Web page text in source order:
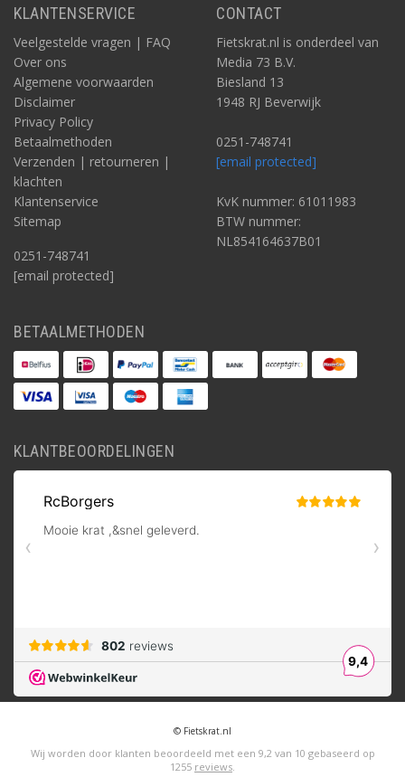
KLANTENSERVICE
Veelgestelde vragen | FAQ
Over ons
Algemene voorwaarden
Disclaimer
Privacy Policy
Betaalmethoden
Verzenden | retourneren |
klachten
Klantenservice
Sitemap
0251-748741
[email protected]
CONTACT
Fietskrat.nl is onderdeel van
Media 73 B.V.
Biesland 13
1948 RJ Beverwijk
0251-748741
[email protected]
KvK nummer: 61011983
BTW nummer:
NL854164637B01
BETAALMETHODEN
KLANTBEOORDELINGEN
© Fietskrat.nl
Wij worden door klanten beoordeeld met een 9,2 van 10 gebaseerd op
1255 reviews.